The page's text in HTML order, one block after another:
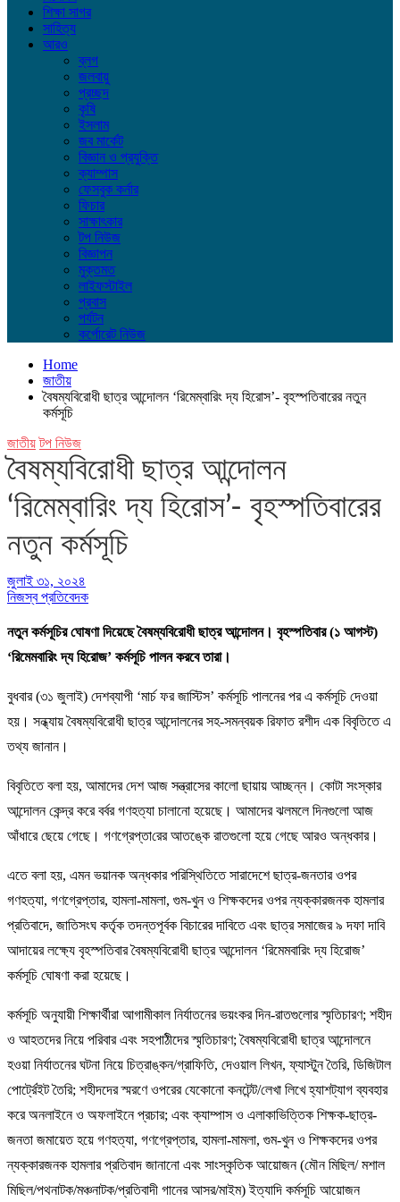
শিক্ষা সাগর
সাহিত্য
আরও
ব্লগ
জলবায়ু
প্রচ্ছদ
কৃষি
ইসলাম
জব মার্কেট
বিজ্ঞান ও প্রযুক্তি
ক্যাম্পাস
ফেসবুক কর্নার
ফিচার
সাক্ষাৎকার
টপ নিউজ
বিজ্ঞাপন
মুক্তমত
লাইফস্টাইল
প্রবাস
পর্যটন
কর্পোরেট নিউজ
Home
জাতীয়
বৈষম্যবিরোধী ছাত্র আন্দোলন ‘রিমেম্বারিং দ্য হিরোস’- বৃহস্পতিবারের নতুন
কর্মসূচি
জাতীয় টপ নিউজ
বৈষম্যবিরোধী ছাত্র আন্দোলন
‘রিমেম্বারিং দ্য হিরোস’- বৃহস্পতিবারের
নতুন কর্মসূচি
জুলাই ৩১, ২০২৪
নিজস্ব প্রতিবেদক
নতুন কর্মসূচির ঘোষণা দিয়েছে বৈষম্যবিরোধী ছাত্র আন্দোলন। বৃহস্পতিবার (১ আগস্ট)
‘রিমেমবারিং দ্য হিরোজ’ কর্মসূচি পালন করবে তারা।
বুধবার (৩১ জুলাই) দেশব্যাপী ‘মার্চ ফর জাস্টিস’ কর্মসূচি পালনের পর এ কর্মসূচি দেওয়া
হয়। সন্ধ্যায় বৈষম্যবিরোধী ছাত্র আন্দোলনের সহ-সমন্বয়ক রিফাত রশীদ এক বিবৃতিতে এ
তথ্য জানান।
বিবৃতিতে বলা হয়, আমাদের দেশ আজ সন্ত্রাসের কালো ছায়ায় আচ্ছন্ন। কোটা সংস্কার
আন্দোলন কেন্দ্র করে বর্বর গণহত্যা চালানো হয়েছে। আমাদের ঝলমলে দিনগুলো আজ
আঁধারে ছেয়ে গেছে। গণগ্রেপ্তা‌রের আতঙ্কে রাতগুলো হয়ে গেছে আরও অন্ধকার।
এতে বলা হয়, এমন ভয়ানক অন্ধকার পরিস্থিতিতে সারাদেশে ছাত্র-জনতার ওপর
গণহত্যা, গণগ্রেপ্তার, হামলা-মামলা, গুম-খুন ও শিক্ষকদের ওপর ন্যক্কারজনক হামলার
প্রতিবাদে, জাতিসংঘ কর্তৃক তদন্তপূর্বক বিচারের দাবিতে এবং ছাত্র সমাজের ৯ দফা দাবি
আদায়ের লক্ষ্যে বৃহস্পতিবার বৈষম্যবিরোধী ছাত্র আন্দোলন ‘রিমেমবারিং দ্য হিরোজ’
কর্মসূচি ঘোষণা করা হয়েছে।
কর্মসূচি অনুযায়ী শিক্ষার্থীরা আগামীকাল নির্যাতনের ভয়ংকর দিন-রাতগুলোর স্মৃতিচারণ; শহীদ
ও আহতদের নিয়ে পরিবার এবং সহপাঠীদের স্মৃতিচারণ; বৈষম্যবিরোধী ছাত্র আন্দোলনে
হওয়া নির্যাতনের ঘটনা নিয়ে চিত্রাঙ্কন/গ্রাফিতি, দেওয়াল লিখন, ফ্যাস্টুন তৈরি, ডিজিটাল
পোর্ট্রে‌ইট তৈরি; শহীদদের স্মরণে ওপরের যেকোনো কনটেন্ট/লেখা লিখে হ্যাশট্যাগ ব্যবহার
করে অনলাইনে ও অফলাইনে প্রচার; এবং ক্যাম্পাস ও এলাকাভিত্তিক শিক্ষক-ছাত্র-
জনতা জমায়েত হয়ে গণহত্যা, গণগ্রেপ্তার, হামলা-মামলা, গুম-খুন ও শিক্ষকদের ওপর
ন্যক্কারজনক হামলার প্রতিবাদ জানানো এবং সাংস্কৃতিক আয়োজন (মৌন মিছিল/ মশাল
মিছিল/পথনাটক/মঞ্চনাটক/প্রতিবাদী গানের আসর/মাইম) ইত্যাদি কর্মসূচি আয়োজন